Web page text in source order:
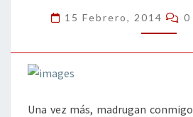
15 Febrero, 2014 0
Una vez más, madrugan